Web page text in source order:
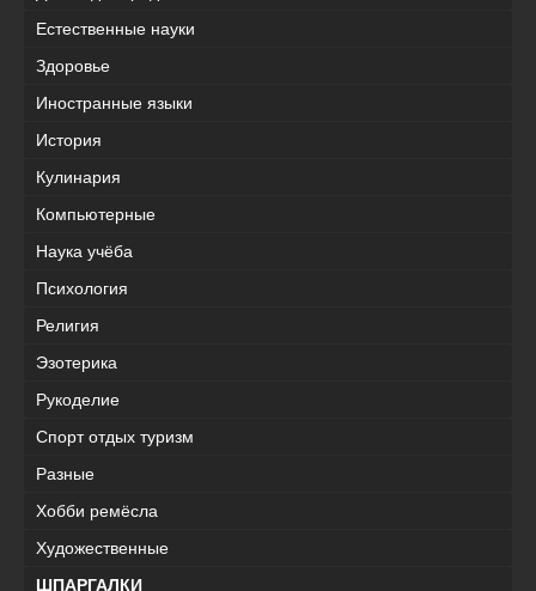
Естественные науки
Здоровье
Иностранные языки
История
Кулинария
Компьютерные
Наука учёба
Психология
Религия
Эзотерика
Рукоделие
Спорт отдых туризм
Разные
Хобби ремёсла
Художественные
ШПАРГАЛКИ